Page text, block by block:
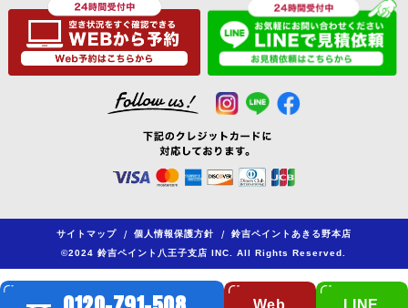
サイトマップ / 個人情報保護方針 /
鈴吉ペイントあきる野本店
©2024 鈴吉ペイント八王子支店 INC. All Rights Reserved.
Web LINE